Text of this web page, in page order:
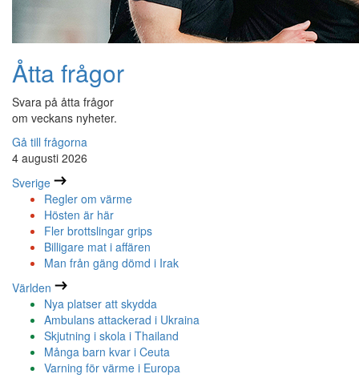
Åtta frågor
Svara på åtta frågor
om veckans nyheter.
Gå till frågorna
4 augusti 2026
Sverige
Regler om värme
Hösten är här
Fler brottslingar grips
Billigare mat i affären
Man från gäng dömd i Irak
Världen
Nya platser att skydda
Ambulans attackerad i Ukraina
Skjutning i skola i Thailand
Många barn kvar i Ceuta
Varning för värme i Europa